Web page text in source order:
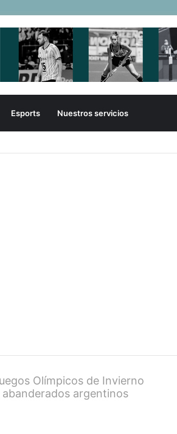
Esports Nuestros servicios
en deportes con las
Olímpicos de Invierno
argentinos